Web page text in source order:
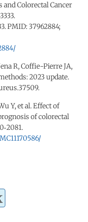
and Colorectal Cancer
PMID: 37962884;
R, Coffie-Pierre JA,
2023 update.
Y, et al. Effect of
of colorectal